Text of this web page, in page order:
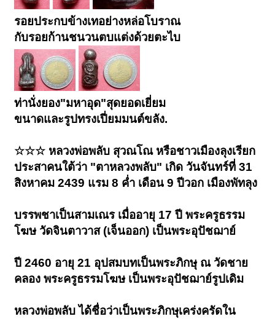
รอยประกบข้างเทอย่างหล่อโบราณ
กับรอยก้านชนวนตบแต่งด้วยตะไบ
ท่านั่งยอง"มหาอุด"สุดยอดเยี่ยม
ขนาดและรูปทรงเปี่ยมมนต์ขลัง.
☆☆☆ หลวงพ่อพลับ สุวณโณ หรือชาวเมืองลุงเรียก
ประสาคนใต้ว่า "ตาหลวงพลับ" เกิด วันจันทร์ที่ 31
สิงหาคม 2439 แรม 8 ค่ำ เดือน 9 ปีวอก เมืองพัทลุง
บรรพชาเป็นสามเณร เมื่ออายุ 17 ปี พระครูธรรม
โฆษ วัดจินตาวาส (เจ็นออก) เป็นพระอุปัชฌาย์
ปี 2460 อายุ 21 อุปสมบทเป็นพระภิกษุ ณ วัดชาย
คลอง พระครูธรรมโฆษ เป็นพระอุปัชฌาย์รูปเดิม
หลวงพ่อพลับ ได้ชื่อว่าเป็นพระภิกษุเคร่งครัดใน